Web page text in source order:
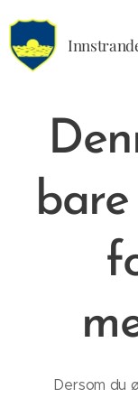
Dersom du